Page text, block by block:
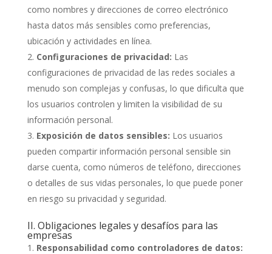
como nombres y direcciones de correo electrónico
hasta datos más sensibles como preferencias,
ubicación y actividades en línea.
Configuraciones de privacidad: Las
configuraciones de privacidad de las redes sociales a
menudo son complejas y confusas, lo que dificulta que
los usuarios controlen y limiten la visibilidad de su
información personal.
Exposición de datos sensibles: Los usuarios
pueden compartir información personal sensible sin
darse cuenta, como números de teléfono, direcciones
o detalles de sus vidas personales, lo que puede poner
en riesgo su privacidad y seguridad.
II. Obligaciones legales y desafíos para las
empresas
Responsabilidad como controladores de datos: